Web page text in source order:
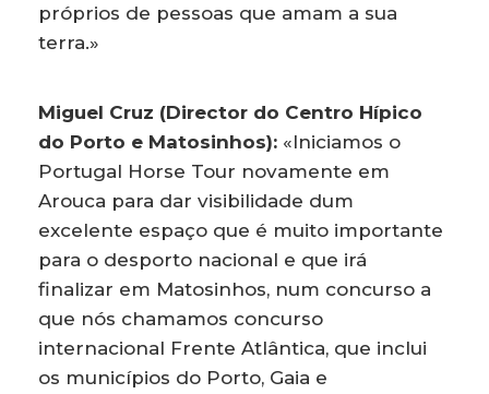
próprios de pessoas que amam a sua
terra.»
Miguel Cruz (Director do Centro Hípico
do Porto e Matosinhos): «Iniciamos o
Portugal Horse Tour novamente em
Arouca para dar visibilidade dum
excelente espaço que é muito importante
para o desporto nacional e que irá
finalizar em Matosinhos, num concurso a
que nós chamamos concurso
internacional Frente Atlântica, que inclui
os municípios do Porto, Gaia e